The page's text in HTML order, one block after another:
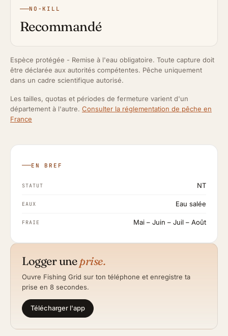
NO-KILL
Recommandé
Espèce protégée - Remise à l'eau obligatoire. Toute capture doit
être déclarée aux autorités compétentes. Pêche uniquement
dans un cadre scientifique autorisé.
Les tailles, quotas et périodes de fermeture varient d'un
département à l'autre. Consulter la réglementation de pêche en
France
EN BREF
STATUT NT
EAUX Eau salée
FRAIE Mai – Juin – Juil – Août
Logger uneprise.
Ouvre Fishing Grid sur ton téléphone et enregistre ta
prise en 8 secondes.
Télécharger l'app